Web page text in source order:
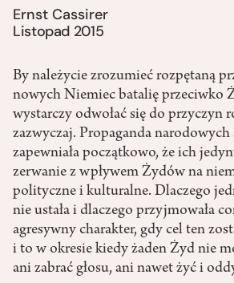
Ernst Cassirer
Listopad 2015
By należycie zrozumieć rozpętaną
nowych Niemiec batalię przeciwko
wystarczy odwołać się do przyczyn
zazwyczaj. Propaganda
zapewniała początkowo, że ich
zerwanie z wpływem Żydów na
polityczne i kulturalne. Dlaczego
nie ustała i dlaczego przyjmowała
agresywny charakter, gdy cel ten
i to w okresie kiedy żaden Żyd nie
ani zabrać głosu, ani nawet żyć i